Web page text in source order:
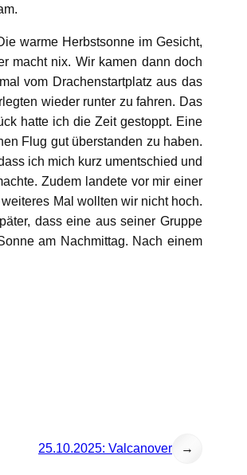
warme Herbstsonne im Gesicht,
macht nix. Wir kamen dann doch
vom Drachenstartplatz aus das
wieder runter zu fahren. Das
hatte ich die Zeit gestoppt. Eine
Flug gut überstanden zu haben.
ich mich kurz umentschied und
Zudem landete vor mir einer
Mal wollten wir nicht hoch.
dass eine aus seiner Gruppe
am Nachmittag. Nach einem
25.10.2025: Valcanover →